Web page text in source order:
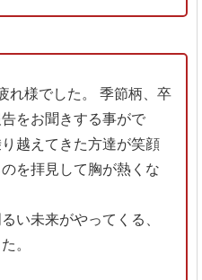
様でした。
季節柄、卒
をお聞きする事がで
越えてきた方達が笑顔
を拝見して胸が熱くな
い未来がやってくる、
。